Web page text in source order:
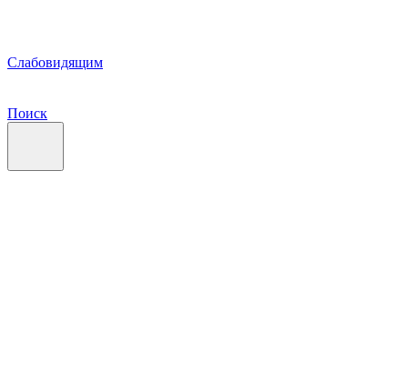
Слабовидящим
Поиск